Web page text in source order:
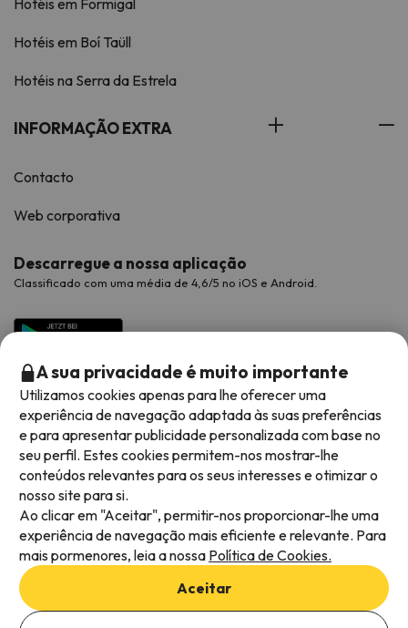
Hotéis em Boí Taüll
Hotéis na Serra da Estrela
INFORMAÇÃO EXTRA
Contacto
Web corporativa
Descarregue a nossa aplicação
Classificado com uma média de 4,6/5 no iOS e Android.
Métodos de pagamento disponíveis
Termos e condições gerais
Privacidade dos dados
A sua privacidade é muito importante
Utilizamos cookies apenas para lhe oferecer uma
experiência de navegação adaptada às suas preferências
e para apresentar publicidade personalizada com base no
seu perfil. Estes cookies permitem-nos mostrar-lhe
conteúdos relevantes para os seus interesses e otimizar o
nosso site para si.
Ao clicar em "Aceitar", permitir-nos proporcionar-lhe uma
experiência de navegação mais eficiente e relevante. Para
mais pormenores, leia a nossa Política de Cookies.
Aceitar